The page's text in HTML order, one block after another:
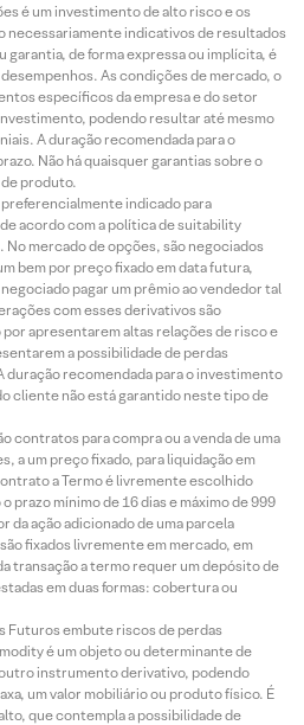
é um investimento de alto risco e os
necessariamente indicativos de resultados
garantia, de forma expressa ou implícita, é
As condições de mercado, o
específicos da empresa e do setor
podendo resultar até mesmo
A duração recomendada para o
Não há quaisquer garantias sobre o
produto.
indicado para
acordo com a política de suitability
mercado de opções, são negociados
bem por preço fixado em data futura,
pagar um prêmio ao vendedor tal
com esses derivativos são
apresentarem altas relações de risco e
a possibilidade de perdas
duração recomendada para o investimento
cliente não está garantido neste tipo de
contratos para compra ou a venda de uma
a um preço fixado, para liquidação em
a Termo é livremente escolhido
prazo mínimo de 16 dias e máximo de 999
da ação adicionado de uma parcela
fixados livremente em mercado, em
transação a termo requer um depósito de
em duas formas: cobertura ou
Futuros embute riscos de perdas
é um objeto ou determinante de
instrumento derivativo, podendo
um valor mobiliário ou produto físico. É
que contempla a possibilidade de